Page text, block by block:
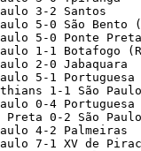
Paulo 3-2
São Bento (São Caetano
Paulo 5-0
1-1 Botafogo
2-0 Jabaquara
5-1
1-1 São
0-4 Portuguesa
Preta 0-2 São
4-2 Palmeiras
7-1 XV de